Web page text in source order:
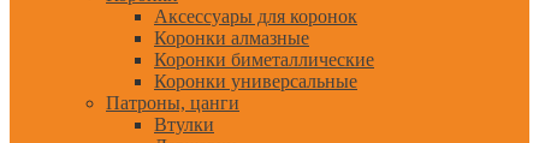
Аксессуары для коронок
Коронки алмазные
Коронки биметаллические
Коронки универсальные
Патроны, цанги
Втулки